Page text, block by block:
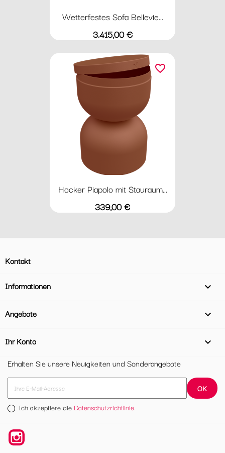
Wetterfestes Sofa Bellevie...
Preis
3.415,00 €
Hocker Piapolo mit Stauraum...
Preis
339,00 €
favorite_border
Kontakt
Informationen 
Angebote 
Ihr Konto

Erhalten Sie unsere Neuigkeiten und Sonderangebote
Ich akzeptiere die Datenschutzrichtlinie.